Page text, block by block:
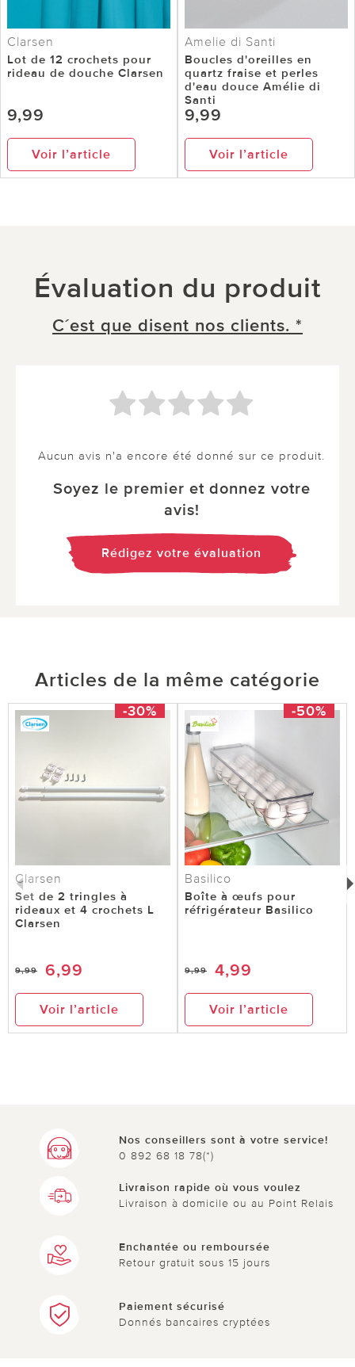
Clarsen
Lot de 12 crochets pour
rideau de douche Clarsen
9,99
Voir l’article
Amelie di Santi
Boucles d'oreilles en
quartz fraise et perles
d'eau douce Amélie di
Santi
9,99
Voir l’article
Évaluation du produit
C´est que disent nos clients. *
Aucun avis n'a encore été donné sur ce produit.
Soyez le premier et donnez votre
avis!
Rédigez votre évaluation
Articles de la même catégorie
-30%
Clarsen
Set de 2 tringles à
rideaux et 4 crochets L
Clarsen
9,99 6,99
Voir l’article
-50%
Basilico
Boîte à œufs pour
réfrigérateur Basilico
9,99 4,99
Voir l’article
Nos conseillers sont à votre service!
0 892 68 18 78(*)
Livraison rapide où vous voulez
Livraison à domicile ou au Point Relais
Enchantée ou remboursée
Retour gratuit sous 15 jours
Paiement sécurisé
Donnés bancaires cryptées